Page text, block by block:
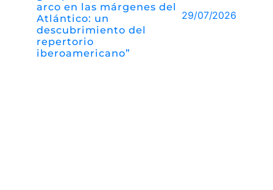
arco en las márgenes del
Atlántico: un
descubrimiento del
repertorio
iberoamericano”
29/07/2026